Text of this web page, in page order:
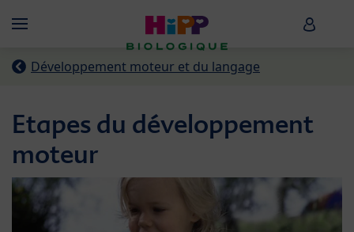
Menü HiPP
Développement moteur et du langage
Etapes du développement
moteur